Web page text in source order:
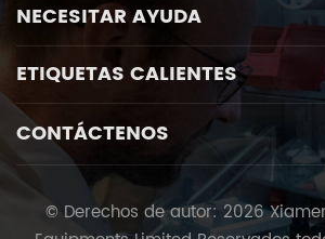
NECESITAR AYUDA
ETIQUETAS CALIENTES
CONTÁCTENOS
© Derechos de autor: 2026